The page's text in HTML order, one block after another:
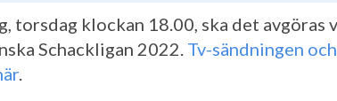
torsdag klockan 18.00, ska det avgöras
Schackligan 2022. Tv-sändningen
.